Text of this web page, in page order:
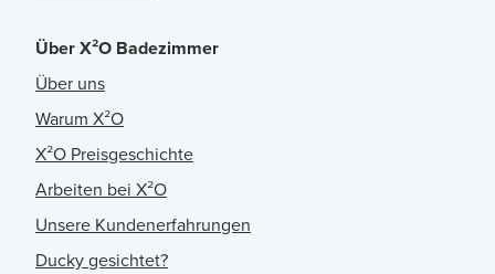
Über X²O Badezimmer
Über uns
Warum X²O
X²O Preisgeschichte
Arbeiten bei X²O
Unsere Kundenerfahrungen
Ducky gesichtet?